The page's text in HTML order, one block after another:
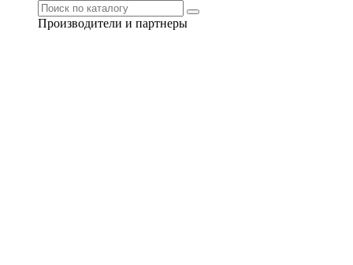
Производители и партнеры